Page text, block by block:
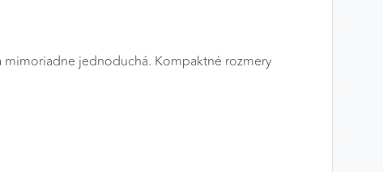
mimoriadne jednoduchá. Kompaktné rozmery